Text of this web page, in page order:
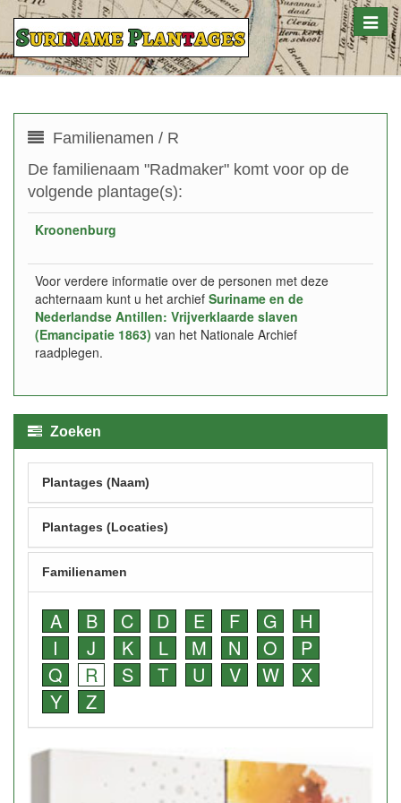
Toggle
Familienamen / R
De familienaam "Radmaker" komt voor op de
volgende plantage(s):
Kroonenburg
Voor verdere informatie over de personen met deze
achternaam kunt u het archief Suriname en de
Nederlandse Antillen: Vrijverklaarde slaven
(Emancipatie 1863) van het Nationale Archief
raadplegen.
Zoeken
Plantages (Naam)
Plantages (Locaties)
Familienamen
A B C D E F G
H
I
J K L M N O
P
Q
R S T U V W
X
Y
Z